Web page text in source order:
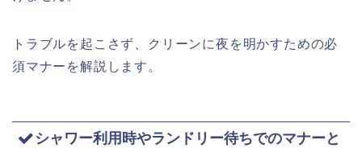
トラブルを起こさず、クリーンに夜を明かすための必
須マナーを解説します。
シャワー利用時やランドリー待ちでのマナーと